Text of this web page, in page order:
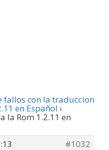
fallos con la traduccion
en Español ›
la Rom 1.2.11 en
#1032